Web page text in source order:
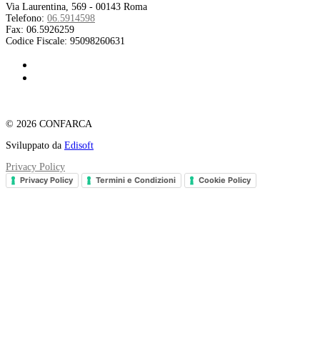
Via Laurentina, 569 - 00143 Roma
Telefono: 06.5914598
Fax: 06.5926259
Codice Fiscale: 95098260631
© 2026 CONFARCA
Sviluppato da Edisoft
Privacy Policy
Privacy Policy Termini e Condizioni Cookie Policy